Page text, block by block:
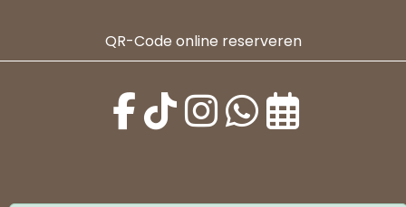
QR-Code online reserveren